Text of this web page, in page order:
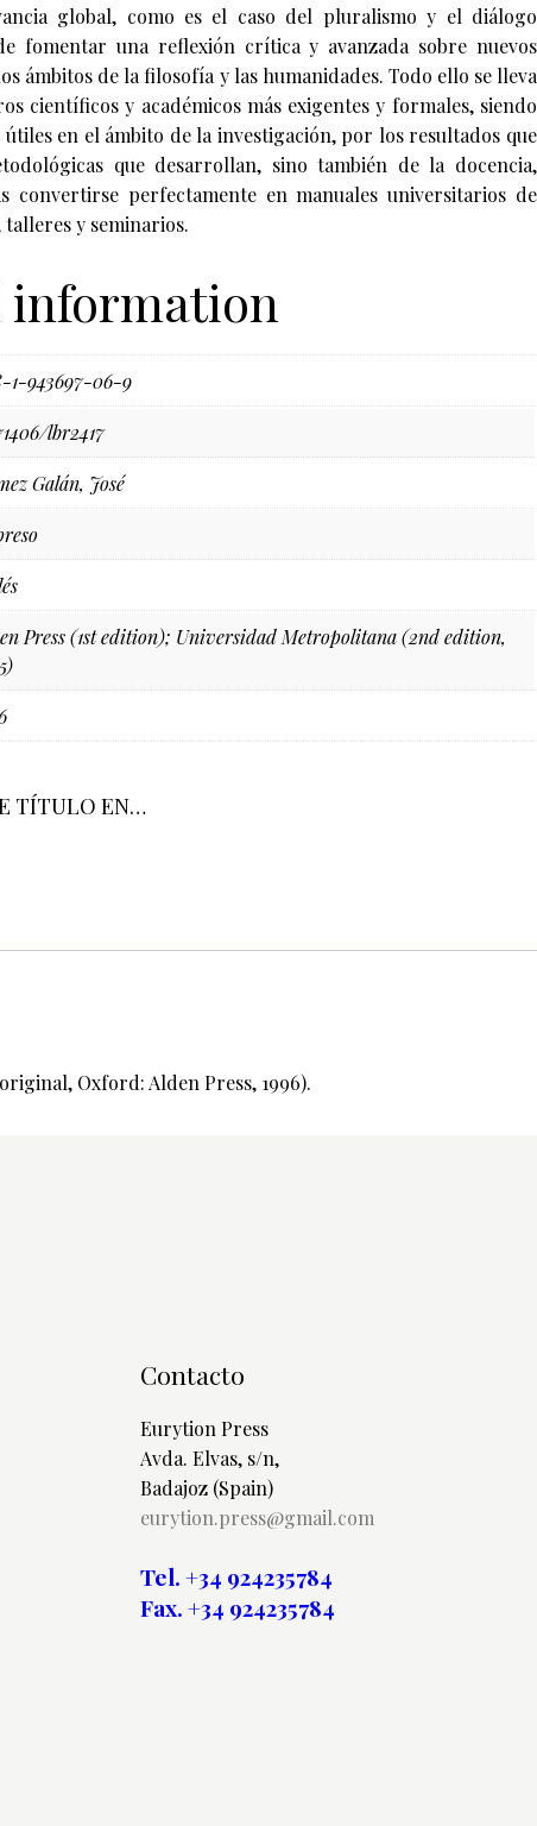
global, como es el caso del pluralismo y el diálogo
fomentar una reflexión crítica y avanzada sobre nuevos
ámbitos de la filosofía y las humanidades. Todo ello se lleva
científicos y académicos más exigentes y formales, siendo
útiles en el ámbito de la investigación, por los resultados que
que desarrollan, sino también de la docencia,
convertirse perfectamente en manuales universitarios de
y seminarios.
1-943697-06-9
lbr2417
Galán, José
Press (1st edition); Universidad Metropolitana (2nd edition,
TÍTULO EN…
Oxford: Alden Press, 1996).
Contacto
Eurytion Press
Avda. Elvas, s/n,
Badajoz (Spain)
eurytion.press@gmail.com
Tel. +34 924235784
Fax. +34 924235784